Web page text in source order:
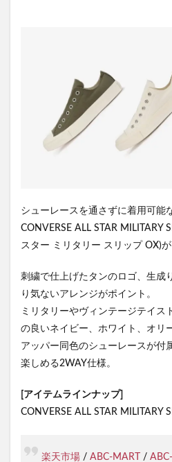
シューレースを通さずに着用可能
CONVERSE ALL STAR MILITARY
スター ミリタリー スリップ OX)
刺繍で仕上げたタンのロゴ、生成
り気ないアレンジがポイント。
ミリタリーやヴィンテージテイス
の良いネイビー、ホワイト、オリ
アッパー同色のシューレースが付
楽しめる2WAY仕様。
[アイテムラインナップ]
CONVERSE ALL STAR MILITARY
楽天市場 / ABC-MART /